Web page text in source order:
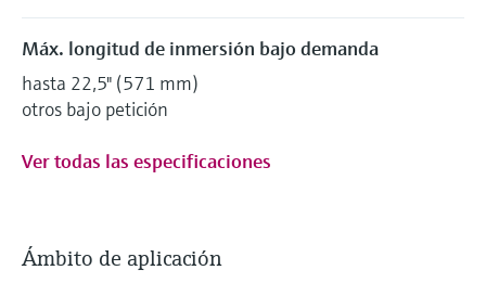
Máx. longitud de inmersión bajo demanda
hasta 22,5" (571 mm)
otros bajo petición
Ver todas las especificaciones
Ámbito de aplicación